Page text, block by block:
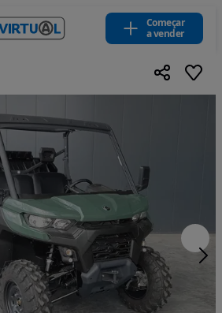
Começar
a vender